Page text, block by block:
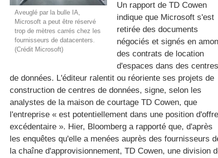
Aveuglé par la bulle IA,
Microsoft a peut être réservé
trop de mètres carrés chez les
fournisseurs de datacenters.
(Crédit Microsoft)
Un rapport de TD Cowen
indique que Microsoft s'est
retirée des documents
négociés et signés en
des contrats de location
d'espaces dans des centres
de données. L'éditeur ralentit ou réoriente ses projets de
construction de centres de données, signe, selon les
analystes de la maison de courtage TD Cowen, que
l'entreprise « est potentiellement dans une position d'offre
excédentaire ». Hier, Bloomberg a rapporté que, d'après
les enquêtes qu'elle a menées auprès des fournisseurs
la chaîne d'approvisionnement, TD Cowen, une division